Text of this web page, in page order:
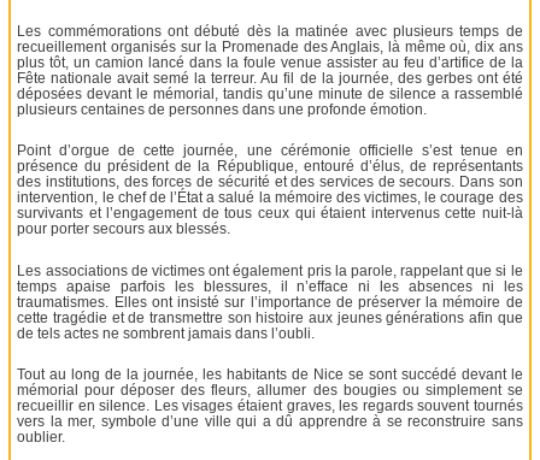
Les commémorations ont débuté dès la matinée avec plusieurs temps de
recueillement organisés sur la Promenade des Anglais, là même où, dix ans
plus tôt, un camion lancé dans la foule venue assister au feu d’artifice de la
Fête nationale avait semé la terreur. Au fil de la journée, des gerbes ont été
déposées devant le mémorial, tandis qu’une minute de silence a rassemblé
plusieurs centaines de personnes dans une profonde émotion.
Point d’orgue de cette journée, une cérémonie officielle s’est tenue en
présence du président de la République, entouré d’élus, de représentants
des institutions, des forces de sécurité et des services de secours. Dans son
intervention, le chef de l’État a salué la mémoire des victimes, le courage des
survivants et l’engagement de tous ceux qui étaient intervenus cette nuit-là
pour porter secours aux blessés.
Les associations de victimes ont également pris la parole, rappelant que si le
temps apaise parfois les blessures, il n’efface ni les absences ni les
traumatismes. Elles ont insisté sur l’importance de préserver la mémoire de
cette tragédie et de transmettre son histoire aux jeunes générations afin que
de tels actes ne sombrent jamais dans l’oubli.
Tout au long de la journée, les habitants de Nice se sont succédé devant le
mémorial pour déposer des fleurs, allumer des bougies ou simplement se
recueillir en silence. Les visages étaient graves, les regards souvent tournés
vers la mer, symbole d’une ville qui a dû apprendre à se reconstruire sans
oublier.